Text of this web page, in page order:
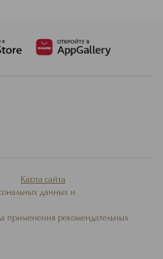
Карта сайта
данных и
применения рекомендательных